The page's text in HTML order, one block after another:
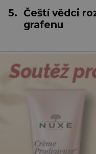
5. Čeští vědci
grafenu